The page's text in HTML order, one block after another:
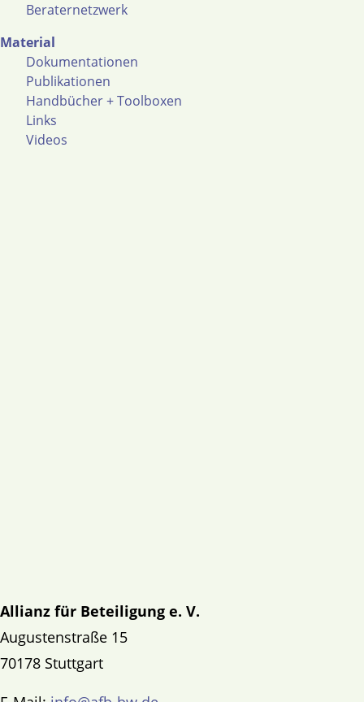
Beraternetzwerk
Material
Dokumentationen
Publikationen
Handbücher + Toolboxen
Links
Videos
Allianz für Beteiligung e. V.
Augustenstraße 15
70178 Stuttgart